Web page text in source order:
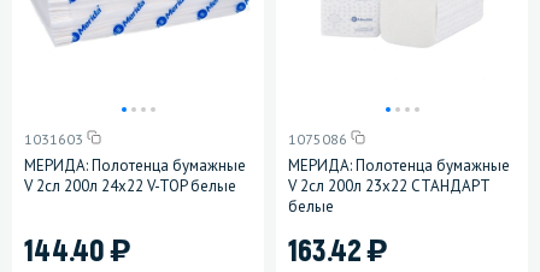
1031603
МЕРИДА: Полотенца бумажные
V 2сл 200л 24х22 V-TOP белые
144.40)
1075086
МЕРИДА: Полотенца бумажные
V 2сл 200л 23х22 СТАНДАРТ
белые
163.42)